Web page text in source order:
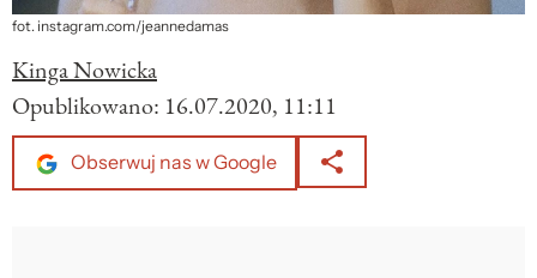
fot. instagram.com/jeannedamas
Kinga Nowicka
Opublikowano: 16.07.2020, 11:11
Obserwuj nas w Google